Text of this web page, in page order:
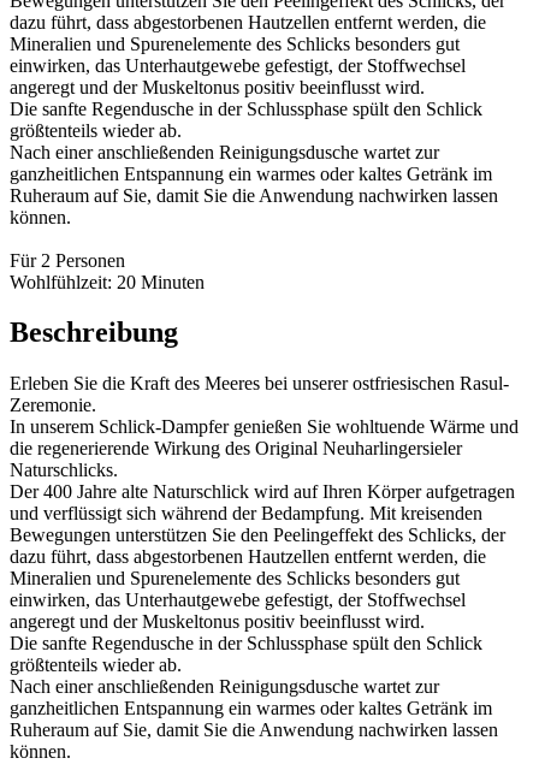
dazu führt, dass abgestorbenen Hautzellen entfernt werden, die
Mineralien und Spurenelemente des Schlicks besonders gut
einwirken, das Unterhautgewebe gefestigt, der Stoffwechsel
angeregt und der Muskeltonus positiv beeinflusst wird.
Die sanfte Regendusche in der Schlussphase spült den Schlick
größtenteils wieder ab.
Nach einer anschließenden Reinigungsdusche wartet zur
ganzheitlichen Entspannung ein warmes oder kaltes Getränk im
Ruheraum auf Sie, damit Sie die Anwendung nachwirken lassen
können.
Für 2 Personen
Wohlfühlzeit: 20 Minuten
Beschreibung
Erleben Sie die Kraft des Meeres bei unserer ostfriesischen Rasul-
Zeremonie.
In unserem Schlick-Dampfer genießen Sie wohltuende Wärme und
die regenerierende Wirkung des Original Neuharlingersieler
Naturschlicks.
Der 400 Jahre alte Naturschlick wird auf Ihren Körper aufgetragen
und verflüssigt sich während der Bedampfung. Mit kreisenden
Bewegungen unterstützen Sie den Peelingeffekt des Schlicks, der
dazu führt, dass abgestorbenen Hautzellen entfernt werden, die
Mineralien und Spurenelemente des Schlicks besonders gut
einwirken, das Unterhautgewebe gefestigt, der Stoffwechsel
angeregt und der Muskeltonus positiv beeinflusst wird.
Die sanfte Regendusche in der Schlussphase spült den Schlick
größtenteils wieder ab.
Nach einer anschließenden Reinigungsdusche wartet zur
ganzheitlichen Entspannung ein warmes oder kaltes Getränk im
Ruheraum auf Sie, damit Sie die Anwendung nachwirken lassen
können.